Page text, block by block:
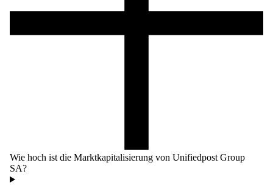
Wie hoch ist die Marktkapitalisierung von Unifiedpost Group
SA?